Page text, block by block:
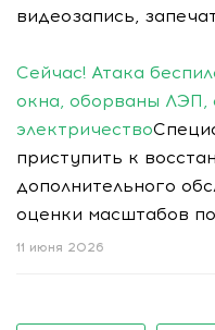
видеозапись,
Сейчас! Атака
окна, оборваны ЛЭП,
электричество
приступить к
дополнительного
оценки масштабов
11 июня 2026